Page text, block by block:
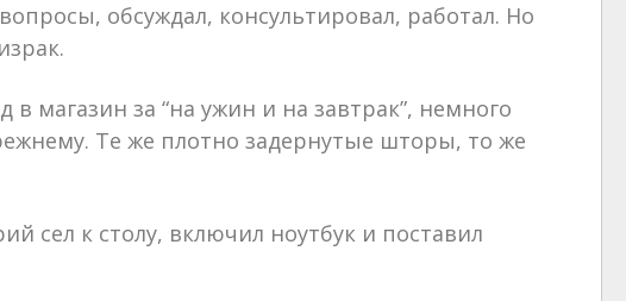
обсуждал, консультировал, работал. Но
магазин за “на ужин и на завтрак”, немного
Те же плотно задернутые шторы, то же
сел к столу, включил ноутбук и поставил